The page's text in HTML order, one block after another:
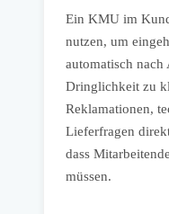
Ein KMU im
nutzen, um
automatisch
Dringlichkeit zu
Reklamationen,
Lieferfragen
dass
müssen.